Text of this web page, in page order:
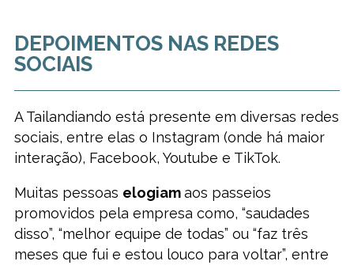
DEPOIMENTOS NAS REDES
SOCIAIS
A Tailandiando está presente em diversas redes
sociais, entre elas o Instagram (onde há maior
interação), Facebook, Youtube e TikTok.
Muitas pessoas elogiamaos passeios
promovidos pela empresa como, “saudades
disso”, “melhor equipe de todas” ou “faz três
meses que fui e estou louco para voltar”, entre